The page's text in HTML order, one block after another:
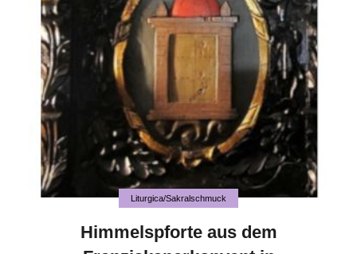
Liturgica/Sakralschmuck
Himmelspforte aus dem